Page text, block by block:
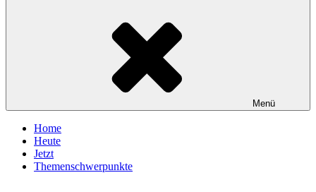
Menü
Home
Heute
Jetzt
Themenschwerpunkte